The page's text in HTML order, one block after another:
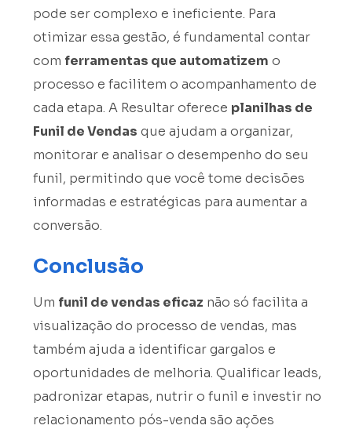
pode ser complexo e ineficiente. Para
otimizar essa gestão, é fundamental contar
com ferramentas que automatizem o
processo e facilitem o acompanhamento de
cada etapa. A Resultar oferece planilhas de
Funil de Vendas que ajudam a organizar,
monitorar e analisar o desempenho do seu
funil, permitindo que você tome decisões
informadas e estratégicas para aumentar a
conversão.
Conclusão
Um funil de vendas eficaz não só facilita a
visualização do processo de vendas, mas
também ajuda a identificar gargalos e
oportunidades de melhoria. Qualificar leads,
padronizar etapas, nutrir o funil e investir no
relacionamento pós-venda são ações